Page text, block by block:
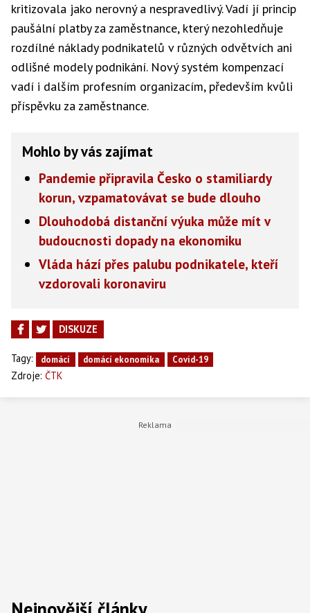
kritizovala jako nerovný a nespravedlivý. Vadí jí princip
paušální platby za zaměstnance, který nezohledňuje
rozdílné náklady podnikatelů v různých odvětvích ani
odlišné modely podnikání. Nový systém kompenzací
vadí i dalším profesním organizacím, především kvůli
příspěvku za zaměstnance.
Mohlo by vás zajímat
Pandemie připravila Česko o stamiliardy
korun, vzpamatovávat se bude dlouho
Dlouhodobá distanční výuka může mít v
budoucnosti dopady na ekonomiku
Vláda hází přes palubu podnikatele, kteří
vzdorovali koronaviru
DISKUZE
Tagy: domácí domácí ekonomika Covid-19
Zdroje: ČTK